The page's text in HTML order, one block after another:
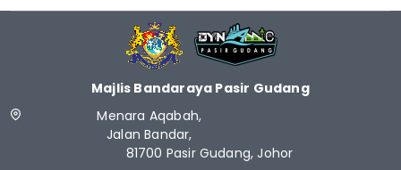
Majlis Bandaraya Pasir Gudang
Menara Aqabah,
Jalan Bandar,
81700 Pasir Gudang, Johor